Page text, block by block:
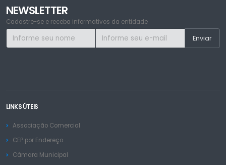
NEWSLETTER
Cadastre-se e receba informativos da entidade
LINKS ÚTEIS
Associação Comercial
CEP por Endereço
Câmara Municipal